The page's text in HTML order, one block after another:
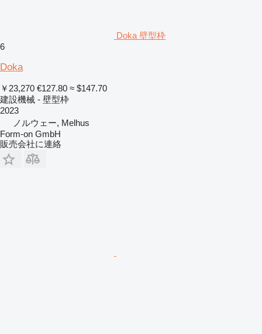
Doka 壁型枠
6
Doka
￥23,270 €127.80 ≈ $147.70
建設機械 - 壁型枠
2023
ノルウェー, Melhus
Form-on GmbH
販売会社に連絡